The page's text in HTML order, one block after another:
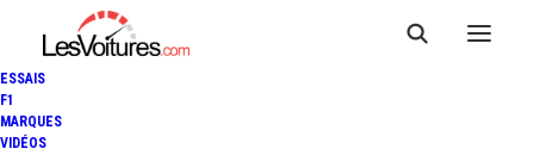
ESSAIS
F1
MARQUES
VIDÉOS